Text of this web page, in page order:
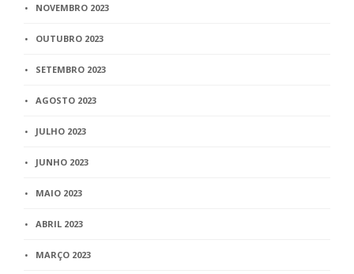
NOVEMBRO 2023
OUTUBRO 2023
SETEMBRO 2023
AGOSTO 2023
JULHO 2023
JUNHO 2023
MAIO 2023
ABRIL 2023
MARÇO 2023